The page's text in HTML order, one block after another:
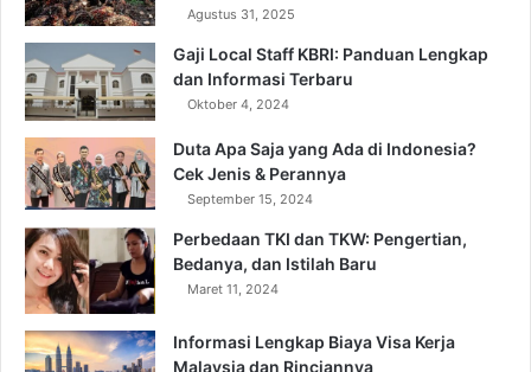
Agustus 31, 2025
Gaji Local Staff KBRI: Panduan Lengkap
dan Informasi Terbaru
Oktober 4, 2024
Duta Apa Saja yang Ada di Indonesia?
Cek Jenis & Perannya
September 15, 2024
Perbedaan TKI dan TKW: Pengertian,
Bedanya, dan Istilah Baru
Maret 11, 2024
Informasi Lengkap Biaya Visa Kerja
Malaysia dan Rinciannya